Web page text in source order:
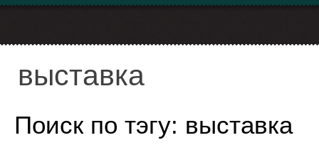
выставка
Поиск по тэгу: выставка